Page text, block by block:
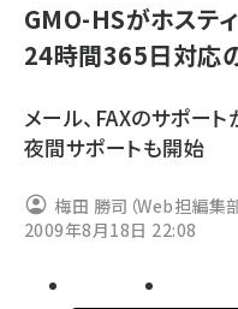
ai (2811)
note (2315)
z世代 (1623)
GMO-HSがホスティ
24時間365日対応
メール、FAXのサポー
夜間サポートも開始
梅田 勝司（Web担編集部
2009年8月18日 22:08